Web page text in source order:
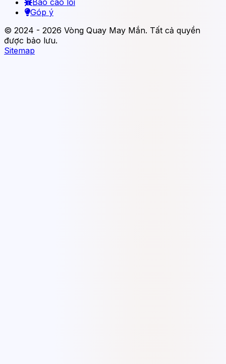
Góp ý
© 2024 - 2026 Vòng Quay May Mắn. Tất cả quyền
được bảo lưu.
Sitemap